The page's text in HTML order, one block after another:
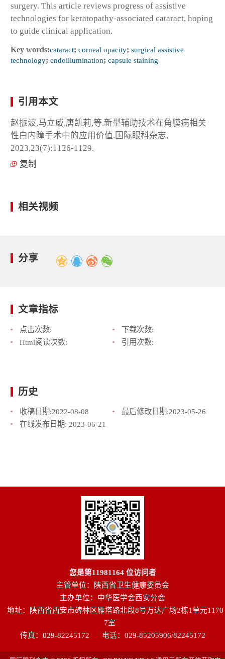
surgery. This article reviews progress of assistive
technologies for keratopathy-associated cataract, hoping
to guide clinical application.
Key words:cataract; corneal opacity; surgical assistive
technology; endoillumination; capsule staining
引用本文
赵振波,马立威,唐凯莉,等.新型辅助技术在角膜病相关
性白内障手术中的应用价值.国际眼科杂志,
2023,23(7):1126-1129.
复制
相关视频
分享
文章指标
点击次数:
下载次数:
Html阅读次数:
引用次数:
历史
收稿日期:2022-08-08 最后修改日期:2023-05-26
在线发布日期: 2023-06-21
您是第11981164位访问者
主管单位：陕西省卫生健康委员会
主办单位：中华医学会西安分会
地址：陕西省西安市碑林区雁塔路北段8号万达广场2栋1单元1170
7室
传真：029-82245172
电话：029-85205906/82245172